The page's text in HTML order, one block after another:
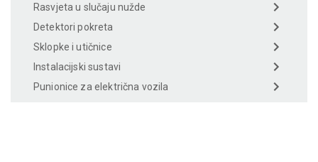
Rasvjeta u slučaju nužde
Detektori pokreta
Sklopke i utičnice
Instalacijski sustavi
Punionice za električna vozila